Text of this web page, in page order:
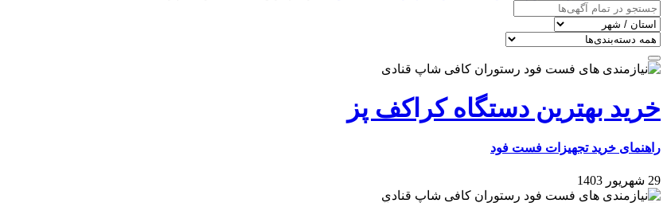
خرید بهترین دستگاه کراکف پز
راهنمای خرید تجهیزات فست فود
29 شهریور 1403